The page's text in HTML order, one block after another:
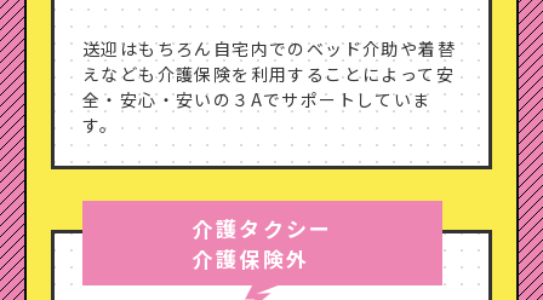
送迎はもちろん自宅内でのベッド介助や着替
えなども介護保険を利用することによって安
全・安心・安いの３Aでサポートしていま
す。
介護タクシー
介護保険外